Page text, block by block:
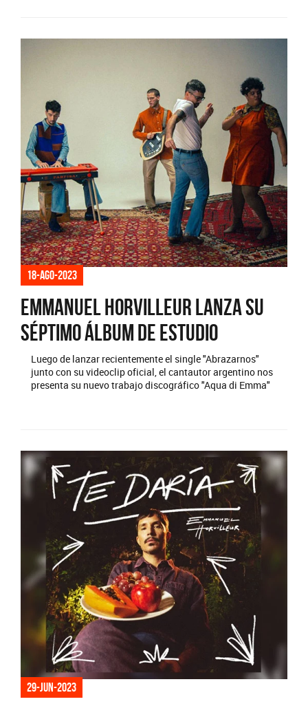
18-ago-2023
Emmanuel Horvilleur lanza su
séptimo álbum de estudio
Luego de lanzar recientemente el single "Abrazarnos"
junto con su videoclip oficial, el cantautor argentino nos
presenta su nuevo trabajo discográfico "Aqua di Emma"
29-jun-2023